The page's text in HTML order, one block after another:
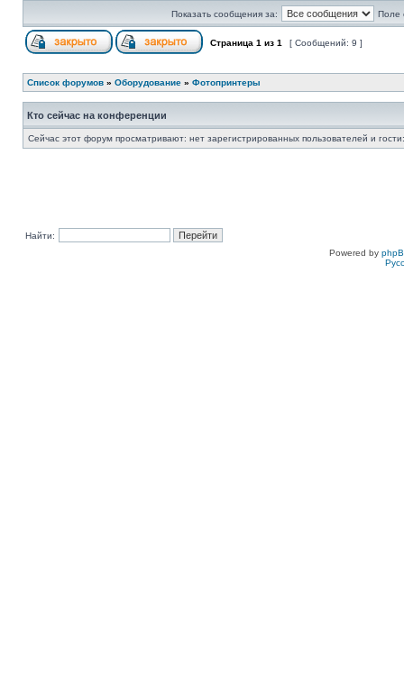
Показать сообщения за: Поле
Страница 1 из 1 [ Сообщений: 9 ]
Список форумов » Оборудование » Фотопринтеры
Кто сейчас на конференции
Сейчас этот форум просматривают: нет зарегистрированных пользователей и
Найти:
Powered by